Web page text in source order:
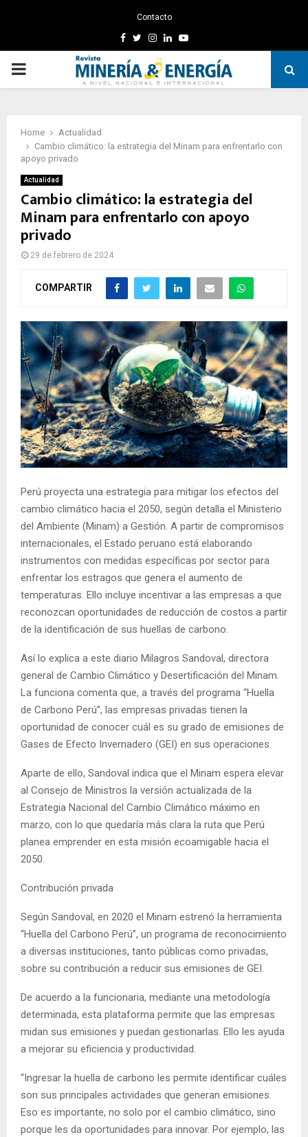
Contacto
Facebook
TwitterInstagram
LinkedinYoutube
PRIMARY
Home
Actualidad
Cambio climático: la estrategia del Minam para enfrentarlo con
apoyo privado
Actualidad
Cambio climático: la estrategia del
Minam para enfrentarlo con apoyo
privado
29 de febrero de 2024
COMPARTIR
Perú proyecta una estrategia para mitigar los efectos del
cambio climático hacia el 2050, según detalla el Ministerio
del Ambiente (Minam) a Gestión. A partir de compromisos
internacionales, el Estado peruano está elaborando
instrumentos con medidas específicas por sector para
enfrentar los estragos que genera el aumento de
temperaturas. Ello incluye incentivar a las empresas a que
reconozcan oportunidades de reducción de costos a partir
de la identificación de sus huellas de carbono.
Así lo explica a este diario Milagros Sandoval, directora
general de Cambio Climático y Desertificación del Minam.
La funciona comenta que, a través del programa “Huella
de Carbono Perú”, las empresas privadas tienen la
oportunidad de conocer cuál es su grado de emisiones de
Gases de Efecto Invernadero (GEI) en sus operaciones.
Aparte de ello, Sandoval indica que el Minam espera elevar
al Consejo de Ministros la versión actualizada de la
Estrategia Nacional del Cambio Climático máximo en
marzo, con lo que quedaría más clara la ruta que Perú
planea emprender en esta misión ecoamigable hacia el
2050.
Contribución privada
Según Sandoval, en 2020 el Minam estrenó la herramienta
“Huella del Carbono Perú”, un programa de reconocimiento
a diversas instituciones, tanto públicas como privadas,
sobre su contribución a reducir sus emisiones de GEI.
De acuerdo a la funcionaria, mediante una metodología
determinada, esta plataforma permite que las empresas
midan sus emisiones y puedan gestionarlas. Ello les ayuda
a mejorar su eficiencia y productividad.
“Ingresar la huella de carbono les permite identificar cuáles
son sus principales actividades que generan emisiones.
Eso es importante, no solo por el cambio climático, sino
porque les da oportunidades para innovar. Por ejemplo, las